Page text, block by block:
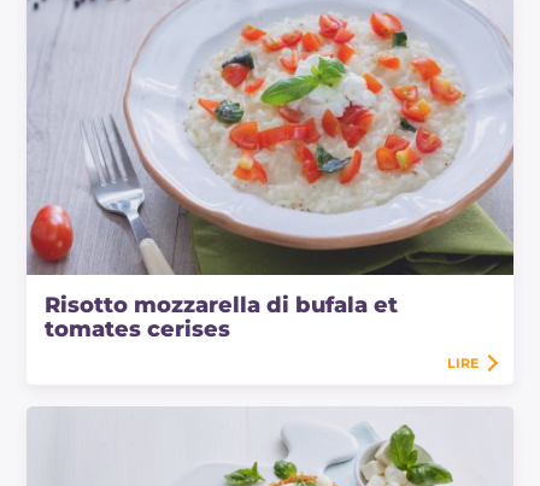
Risotto mozzarella di bufala et
tomates cerises
LIRE